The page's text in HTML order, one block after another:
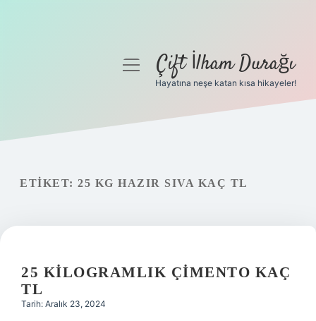
Gizlilik Politikası
menüyüÇift İlham Durağı
Hayatına neşe katan kısa hikayeler!
ETIKET: 25 KG HAZIR SIVA KAÇ TL
25 KILOGRAMLIK ÇIMENTO KAÇ
TL
Tarih: Aralık 23, 2024